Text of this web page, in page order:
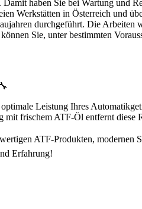
haben Sie bei Wartung und
Werkstätten in Österreich und
durchgeführt. Die
Sie, unter bestimmten
Leistung Ihres
frischem ATF-Öl entfernt diese
ATF-Produkten, modernen
Erfahrung!